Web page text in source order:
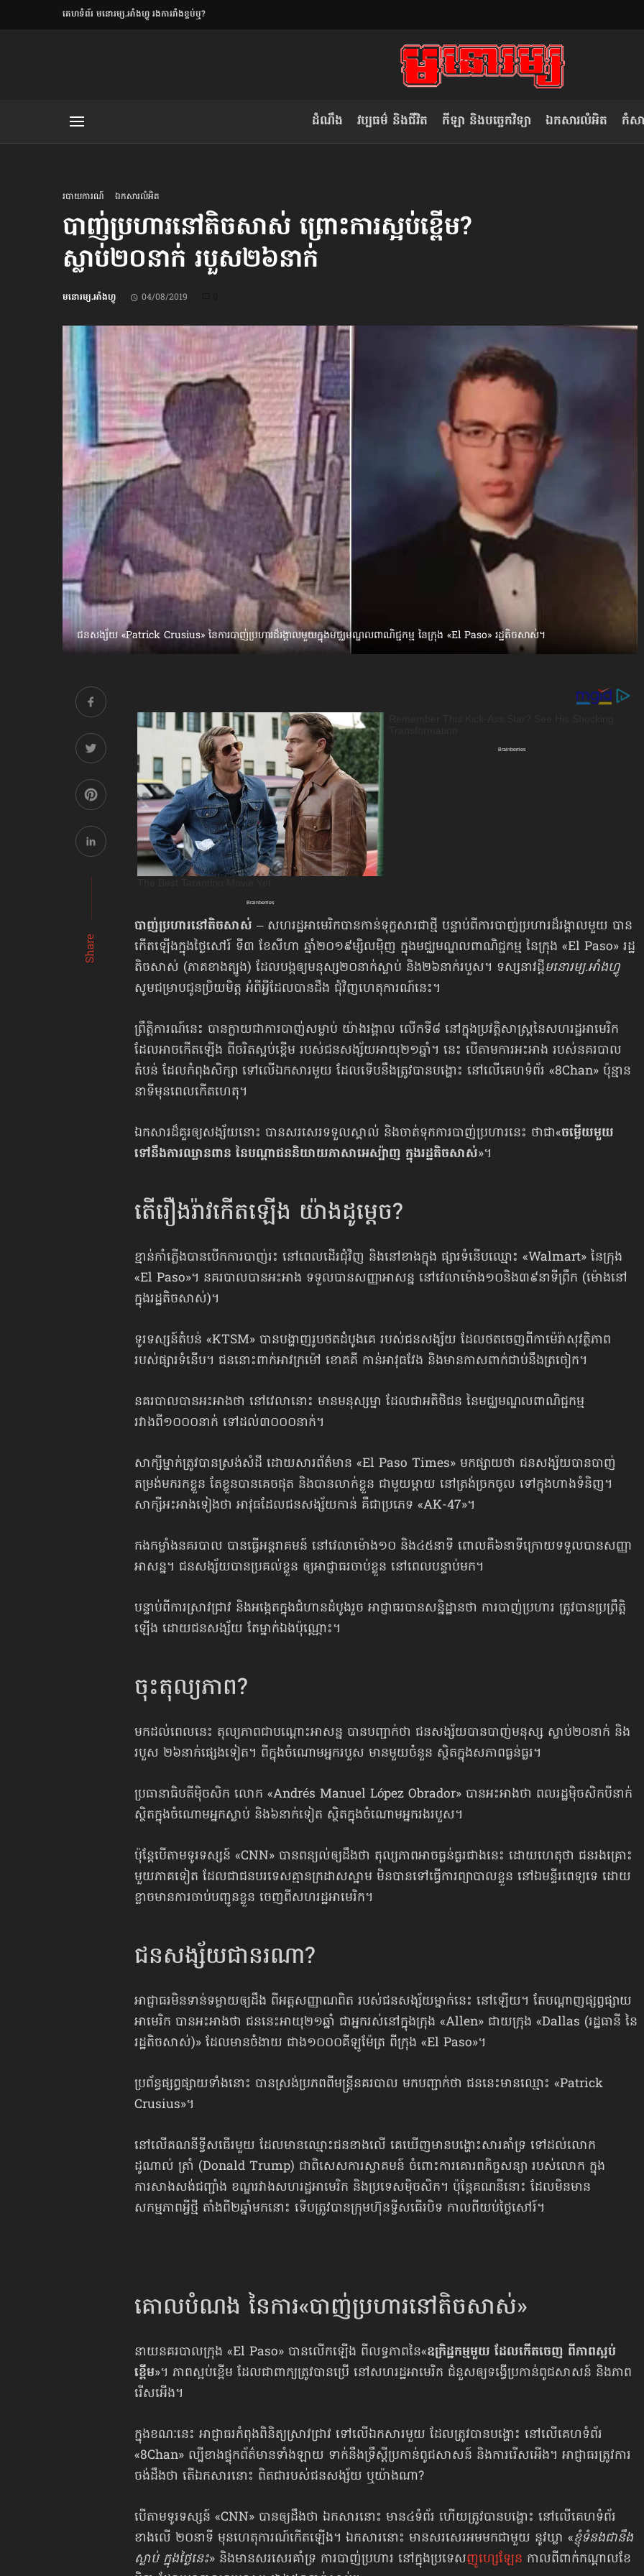
​គេហទំព័រ មនោរម្យ.អាំងហ្វូ រងការរាំងខ្ទប់ឬ?
ដំណឹង វប្បធម៌ និងជីវិត កីឡា និងបច្ចេកវិទ្យា ឯកសារលំអិត កំសា
របាយការណ៍ ឯកសារលំអិត
បាញ់ប្រហារ​នៅ​តិចសាស់ ព្រោះ​ការស្អប់ខ្ពើម?
ស្លាប់​២០នាក់ របួស​២៦នាក់
មនោរម្យ.អាំងហ្វូ 04/08/2019
ជនសង្ស័យ «Patrick Crusius» នៃការបាញ់ប្រហារដ៏រង្គាលមួយក្នុងមជ្ឈមណ្ឌលពាណិជ្ជកម្ម នៃក្រុង «El Paso» រដ្ឋតិចសាស់។
Share
បាញ់ប្រហារ​នៅតិចសាស់ – សហរដ្ឋអាមេរិកបានកាន់ទុក្ខសារជាថ្មី បន្ទាប់ពី​ការបាញ់​ប្រហារ​ដ៏រង្គាលមួយ បាន
កើតឡើងក្នុងថ្ងៃសៅរ៍ ទី៣ ខែសីហា ឆ្នាំ២០១៩ម្សិលម៉ិញ ក្នុង​មជ្ឈមណ្ឌលពាណិជ្ជកម្ម នៃក្រុង «El Paso» រដ្ឋ
តិចសាស់ (ភាគខាងត្បូង) ដែលបង្ក​ឲ្យមនុស្ស​២០នាក់ស្លាប់ និង​២៦នាក់របួស។ ទស្សនាវដ្ដីមនោរម្យ.អាំងហ្វូ
សូមជម្រាប​ជូន​ប្រិយមិត្ត អំពីអ្វីដែលបានដឹង ជុំវិញហេតុការណ៍នេះ។
ព្រឹត្តិការណ៍នេះ បានក្លាយជាការបាញ់សម្លាប់ យ៉ាងរង្គាល លើកទី៨ នៅក្នុងប្រវត្តិសាស្ត្រ​នៃ​សហរដ្ឋអាមេរិក
ដែលអាចកើតឡើង ពីចរិតស្អប់ខ្ពើម របស់ជនសង្ស័យអាយុ២១ឆ្នាំ។ នេះ បើតាមការអះអាង របស់នគរបាល
តំបន់ ដែលកំពុងសិក្សា ទៅលើឯកសារមួយ ដែល​ទើប​នឹងត្រូវបានបង្ហោះ នៅលើគេហទំព័រ «8Chan» ប៉ុន្មាន
នាទីមុន​ពេលកើតហេតុ។
ឯកសារដ៏គួរឲ្យសង្ស័យនោះ បានសរសេរទទួលស្គាល់ និងចាត់ទុកការបាញ់ប្រហារនេះ ថា​ជា«ចម្លើយមួយ
ទៅនឹងការឈ្លានពាន នៃបណ្ដាជននិយាយភាសាអេស្ប៉ាញ ក្នុងរដ្ឋ​តិចសាស់»។
តើរឿងរ៉ាវកើតឡើង យ៉ាងដូម្ដេច?
ខ្មាន់កាំភ្លើងបានបើកការបាញ់រះ នៅពេលដើរជុំវិញ និងនៅខាងក្នុង ផ្សារទំនើបឈ្មោះ «Walmart» នៃក្រុង
«El Paso»។ នគរបាលបានអះអាង ទទួលបានសញ្ញាអាសន្ន នៅ​វេលាម៉ោង១០និង៣៩នាទីព្រឹក (ម៉ោងនៅ
ក្នុងរដ្ឋតិចសាស់)។
ទូរទស្សន៍តំបន់ «KTSM» បានបង្ហាញរូបថតដំបូងគេ របស់ជនសង្ស័យ ដែលថតចេញ​ពីកាម៉េរ៉ាសុវត្ថិភាព
របស់ផ្សារទំនើប។ ជននោះពាក់អាវក្រម៉ៅ ខោគគី កាន់អាវុធវែង និងមានកាសពាក់ជាប់នឹងត្រចៀក។
នគរបាលបានអះអាងថា នៅវេលានោះ មានមនុស្សម្នា ដែលជាអតិថិជន នៃមជ្ឈមណ្ឌល​ពាណិជ្ជកម្ម
រវាងពី១០០០នាក់ ទៅដល់៣០០០នាក់។
សាក្សីម្នាក់ត្រូវបានស្រង់សំដី ដោយសារព័ត៌មាន «El Paso Times» មកផ្សាយថា ជន​សង្ស័យ​បានបាញ់
តម្រង់មករកខ្លួន តែខ្លួនបានគេចផុត និងបានលាក់ខ្លួន ជាមួយ​ម្ដាយ នៅត្រង់ច្រកចូល ទៅក្នុងហាងទំនិញ។
សាក្សីអះអាងទៀងថា អាវុធដែល​ជនសង្ស័យ​កាន់ គឺជាប្រភេទ «AK-47»។
កងកម្លាំងនគរបាល បានធ្វើអន្តរាគមន៍ នៅវេលាម៉ោង១០ និង៤៥នាទី ពោលគឺ​៦នាទី​ក្រោយទទួលបាន​សញ្ញា
អាសន្ន។ ជនសង្ស័យបានប្រគល់ខ្លួន ឲ្យអាជ្ញាធរចាប់ខ្លួន នៅ​ពេល​បន្ទាប់មក។
បន្ទាប់ពីការស្រាវជ្រាវ និងអង្កេតក្នុងជំហានដំបូងរួច អាជ្ញាធរបានសន្និដ្ឋានថា ការបាញ់​ប្រហារ ត្រូវបានប្រព្រឹត្តិ
ឡើង ដោយជនសង្ស័យ តែម្នាក់ឯងប៉ុណ្ណោះ។
ចុះតុល្យភាព?
មកដល់ពេលនេះ តុល្យភាពជាបណ្ដោះអាសន្ន បានបញ្ជាក់ថា ជនសង្ស័យបានបាញ់​មនុស្ស ស្លាប់២០នាក់ និង
របួស ២៦នាក់ផ្សេងទៀត។ ពីក្នុងចំណោមអ្នករបួស មានមួយ​ចំនួន ស្ថិតក្នុងសភាពធ្ងន់ធ្ងរ។
ប្រធានាធិបតីម៉ិចសិក លោក «Andrés Manuel López Obrador» បានអះអាងថា ពលរដ្ឋម៉ិចសិកបីនាក់
ស្ថិតក្នុងចំណោមអ្នកស្លាប់ និង៦នាក់ទៀត ស្ថិតក្នុងចំណោម​អ្នករងរបួស។
ប៉ុន្តែបើតាមទូរទស្សន៍ «CNN» បានពន្យល់ឲ្យដឹងថា តុល្យភាពអាចធ្ងន់ធ្ងរជាងនេះ ដោយ​ហេតុថា ជនរងគ្រោះ
មួយភាគទៀត ដែលជាជនបរទេសគ្មានក្រដាសស្នាម មិនបានទៅធ្វើការព្យាបាលខ្លួន នៅឯមន្ទីរពេទ្យទេ ដោយ
ខ្លាចមានការចាប់បញ្ជូនខ្លួន ចេញពី​សហរដ្ឋអាមេរិក។
ជនសង្ស័យជានរណា?
អាជ្ញាធរមិនទាន់ទម្លាយឲ្យដឹង ពីអត្តសញ្ញាណពិត របស់ជនសង្ស័យម្នាក់នេះ នៅឡើយ។ តែបណ្ដាញផ្សព្វផ្សាយ
អាមេរិក បានអះអាងថា ជននេះអាយុ២១ឆ្នាំ ជាអ្នករស់នៅ​ក្នុង​ក្រុង «Allen» ជាយក្រុង «Dallas (រដ្ឋធានី នៃ
រដ្ឋតិចសាស់)» ដែលមានចំងាយ ជាង​១០០០គីឡូម៉ែត្រ ពីក្រុង «El Paso»។
ប្រព័ន្ធផ្សព្វផ្សាយទាំងនោះ បានស្រង់ប្រភពពីមន្ត្រីនគរបាល មកបញ្ជាក់ថា ជននេះ​មាន​ឈ្មោះ «Patrick
Crusius»។
នៅលើគណនីទ្វីសធើរមួយ ដែលមានឈ្មោះជនខាងលើ គេឃើញមានបង្ហោះសារគាំទ្រ ទៅដល់​លោក
ដូណាល់ ត្រាំ (Donald Trump) ជាពិសេសការស្វាគមន៍ ចំពោះការគោរព​កិច្ចសន្យា របស់លោក ក្នុង
ការសាងសង់ជញ្ជាំង ខណ្ឌរវាងសហរដ្ឋអាមេរិក និងប្រទេស​ម៉ិចសិក។ ប៉ុន្តែគណនីនោះ ដែលមិនមាន
សកម្មភាពអ្វីថ្មី តាំងពី២ឆ្នាំមកនោះ ទើប​ត្រូវបាន​ក្រុមហ៊ុនទ្វីសធើរបិទ កាលពីយប់ថ្ងៃសៅរ៍។
គោលបំណង នៃការ«បាញ់ប្រហារ​នៅតិចសាស់»
នាយនគរបាលក្រុង «El Paso» បានលើកឡើង ពីលទ្ធភាព​នៃ«ឧក្រិដ្ឋកម្មមួយ ដែល​កើតចេញ ពីភាពស្អប់
ខ្ពើម»។ ភាពស្អប់ខ្ពើម ដែលជាពាក្យត្រូវបានប្រើ នៅសហរដ្ឋ​អាមេរិក ជំនួសឲ្យទង្វើប្រកាន់ពូជសាសន៍ និងភាព
រើសអើង។
ក្នុងខណៈនេះ អាជ្ញាធរកំពុងពិនិត្យស្រាវជ្រាវ ទៅលើឯកសារមួយ ដែលត្រូវបានបង្ហោះ នៅលើ​គេហទំព័រ
«8Chan» ល្បីខាងផ្ទុកព័ត៌មានទាំងឡាយ ទាក់នឹងទ្រឹស្ដីប្រកាន់​ពូជសាសន៍ និងការរើសអើង។ អាជ្ញាធរត្រូវការ
ចង់ដឹងថា តើឯកសារនោះ ពិតជារបស់​ជនសង្ស័យ ឬយ៉ាងណា?
បើតាមទូរទស្សន៍ «CNN» បានឲ្យដឹងថា ឯកសារនោះ មាន៤ទំព័រ ហើយត្រូវបានបង្ហោះ នៅលើ​គេហទំព័រ
ខាងលើ ២០នាទី មុនហេតុការណ៍កើតឡើង។ ឯកសារនោះ មានសរសេរ​អមមកជាមួយ នូវឃ្លា «ខ្ញុំទំនងជានឹង
ស្លាប់ ក្នុងថ្ងៃនេះ» និងមានសរសេរគាំទ្រ ការបាញ់​ប្រហារ នៅក្នុងប្រទេសញូហ្សេឡែន កាលពីពាក់កណ្ដាលខែ
ត៖ «កាមតណ្ហា​ លិខិតប្រិយមិត្ត៖ «អំពីទោសៈ»
វៀតណាម ក្នុង​ការប្តូរ​មេដឹកនាំ របស់​
ខ្លួន
ខឹម វាសនា ថា«ស្រី
ប្រពៃណី​«ដេញប្រុស»
អឹមបាពេ ប្រកាសជាផ្លូវការ
ចាកចេញពីក្រុម ប៉ារីស
ថើបមាត់ ៖ ក្រុមកីឡាការិនី​
ផ្អាកលេង​​បើប្រធានសហព័ន្ធ​
មិនលាឈប់